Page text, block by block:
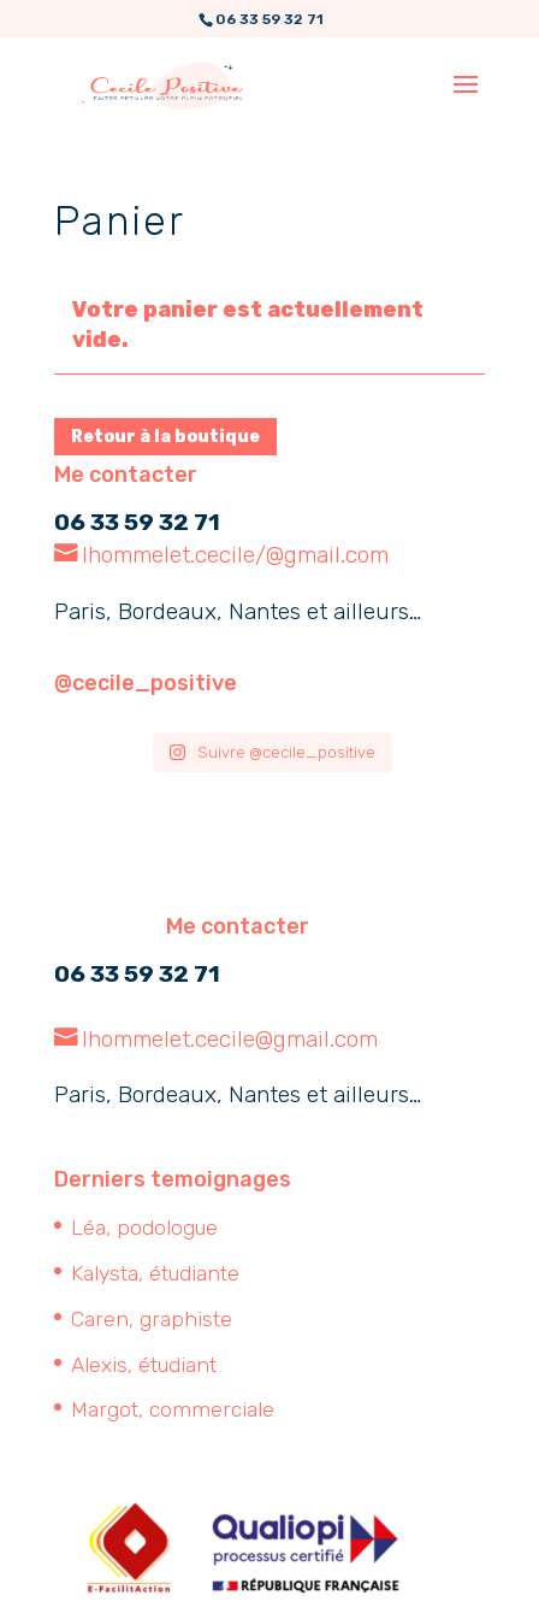
06 33 59 32 71
Panier
Votre panier est actuellement
vide.
Retour à la boutique
Me contacter
06 33 59 32 71
lhommelet.cecile/@gmail.com
Paris, Bordeaux, Nantes et ailleurs…
@cecile_positive
Suivre @cecile_positive
Me contacter
06 33 59 32 71
lhommelet.cecile@gmail.com
Paris, Bordeaux, Nantes et ailleurs…
Derniers temoignages
Léa, podologue
Kalysta, étudiante
Caren, graphiste
Alexis, étudiant
Margot, commerciale